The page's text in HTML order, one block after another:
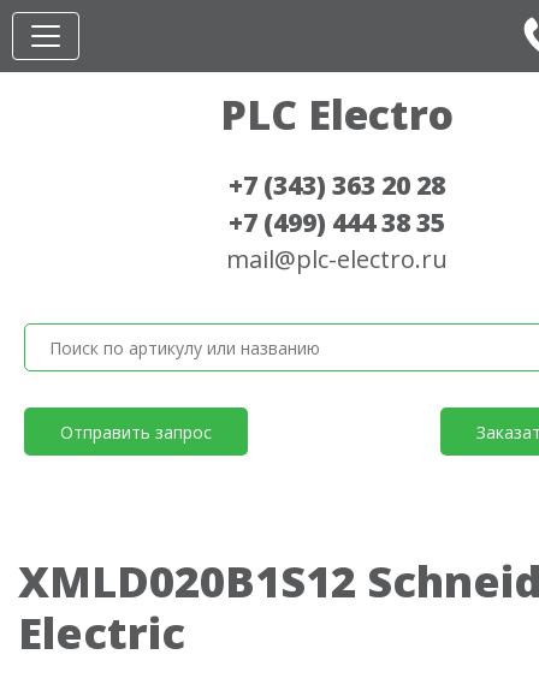
PLC Electro
+7 (343) 363 20 28
+7 (499) 444 38 35
mail@plc-electro.ru
Отправить запрос
XMLD020B1S12
Electric